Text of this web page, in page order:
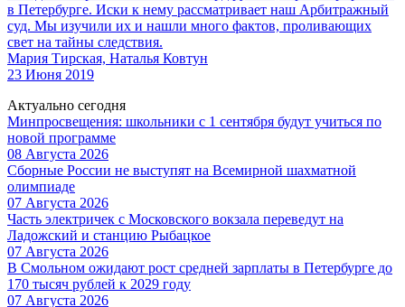
в Петербурге. Иски к нему рассматривает наш Арбитражный
суд. Мы изучили их и нашли много фактов, проливающих
свет на тайны следствия.
Мария Тирская, Наталья Ковтун
23 Июня 2019
Актуально сегодня
Минпросвещения: школьники с 1 сентября будут учиться по
новой программе
08 Августа 2026
Сборные России не выступят на Всемирной шахматной
олимпиаде
07 Августа 2026
Часть электричек с Московского вокзала переведут на
Ладожский и станцию Рыбацкое
07 Августа 2026
В Смольном ожидают рост средней зарплаты в Петербурге до
170 тысяч рублей к 2029 году
07 Августа 2026